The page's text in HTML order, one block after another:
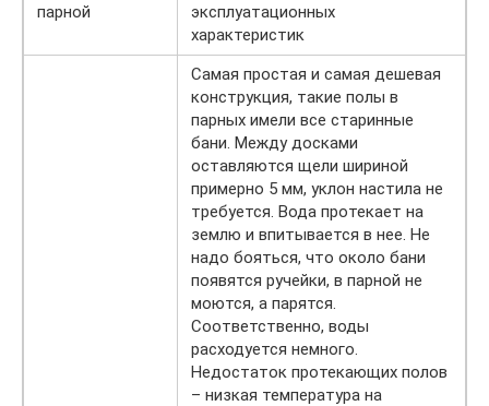
парной
эксплуатационных
характеристик
Самая простая и самая дешевая
конструкция, такие полы в
парных имели все старинные
бани. Между досками
оставляются щели шириной
примерно 5 мм, уклон настила не
требуется. Вода протекает на
землю и впитывается в нее. Не
надо бояться, что около бани
появятся ручейки, в парной не
моются, а парятся.
Соответственно, воды
расходуется немного.
Недостаток протекающих полов
– низкая температура на